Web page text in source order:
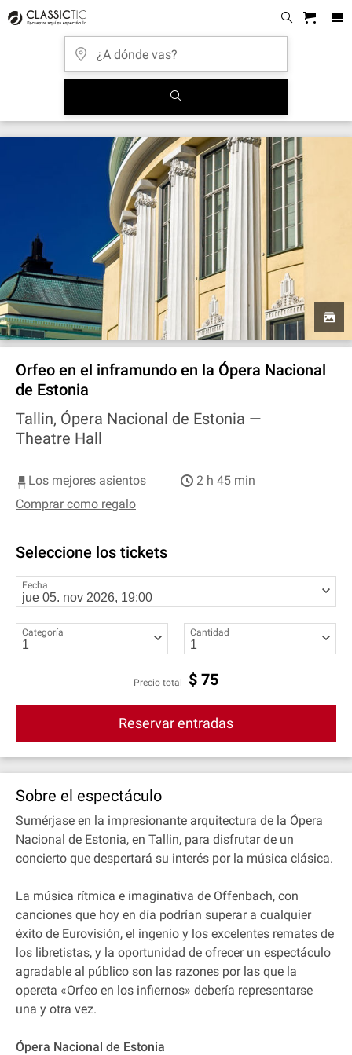
Orfeo en el inframundo en la Ópera Nacional
de Estonia
Tallin, Ópera Nacional de Estonia —
Theatre Hall
Los mejores asientos
2 h 45 min
Comprar como regalo
Seleccione los tickets
Fecha
Categoría Cantidad
Precio total $ 75
Reservar entradas
Sobre el espectáculo
Sumérjase en la impresionante arquitectura de la Ópera
Nacional de Estonia, en Tallin, para disfrutar de un
concierto que despertará su interés por la música clásica.
La música rítmica e imaginativa de Offenbach, con
canciones que hoy en día podrían superar a cualquier
éxito de Eurovisión, el ingenio y los excelentes remates de
los libretistas, y la oportunidad de ofrecer un espectáculo
agradable al público son las razones por las que la
opereta «Orfeo en los infiernos» debería representarse
una y otra vez.
Ópera Nacional de Estonia